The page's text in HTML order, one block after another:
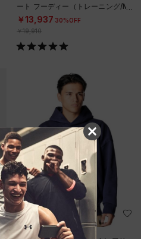
ート フーディー（トレーニング/ME
N）
￥13,937 30%OFF
￥19,910
直営限定